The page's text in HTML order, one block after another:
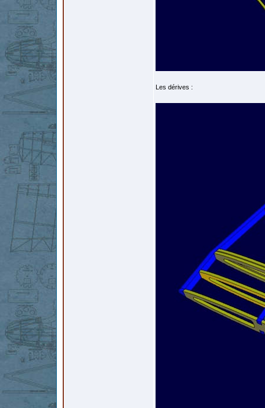
Les dérives :